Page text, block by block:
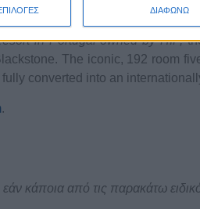
ΔΙΑΦΩΝΩ
brands in the
in Portugal owned by HIP,
The iconic, 192 room
converted into an
.
εάν κάποια από τις παρακάτω